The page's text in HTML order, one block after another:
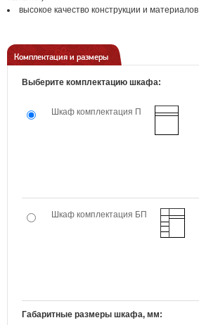
высокое качество конструкции и материалов
Комплектация и размеры
Выберите комплектацию шкафа:
Шкаф комплектация П
Шкаф комплектация БП
Габаритные размеры шкафа, мм: